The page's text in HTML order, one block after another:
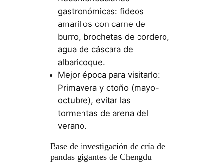
gastronómicas: fideos
amarillos con carne de
burro, brochetas de cordero,
agua de cáscara de
albaricoque.
Mejor época para visitarlo:
Primavera y otoño (mayo-
octubre), evitar las
tormentas de arena del
verano.
Base de investigación de cría de
pandas gigantes de Chengdu